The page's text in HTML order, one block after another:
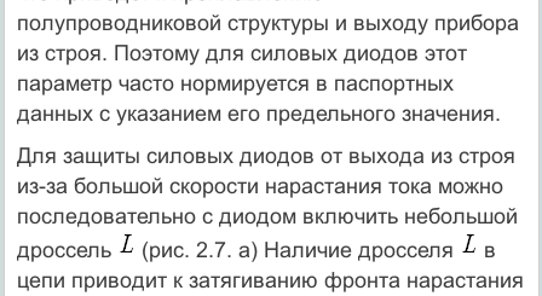
полупроводниковой структуры и выходу прибора
из строя. Поэтому для силовых диодов этот
параметр часто нормируется в паспортных
данных с указанием его предельного значения.
Для защиты силовых диодов от выхода из строя
из-за большой скорости нарастания тока можно
последовательно с диодом включить небольшой
дроссель
(рис. 2.7. а) Наличие дросселя
в
цепи приводит к затягиванию фронта нарастания